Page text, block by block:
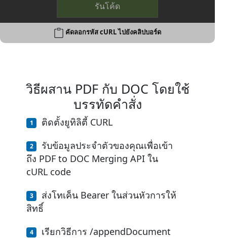
รันโค้ด
คัดลอกรหัส cURL ไปยังคลิปบอร์ด
วิธีผสาน PDF กับ DOC โดยใช้
บรรทัดคำสั่ง
ติดตั้งยูทิลิตี้ CURL
รับข้อมูลประจำตัวของคุณเพื่อเข้า
ถึง PDF to DOC Merging API ใน
cURL code
ส่งโทเค็น Bearer ในส่วนหัวการให้
สิทธิ์
เรียกวิธีการ /appendDocument